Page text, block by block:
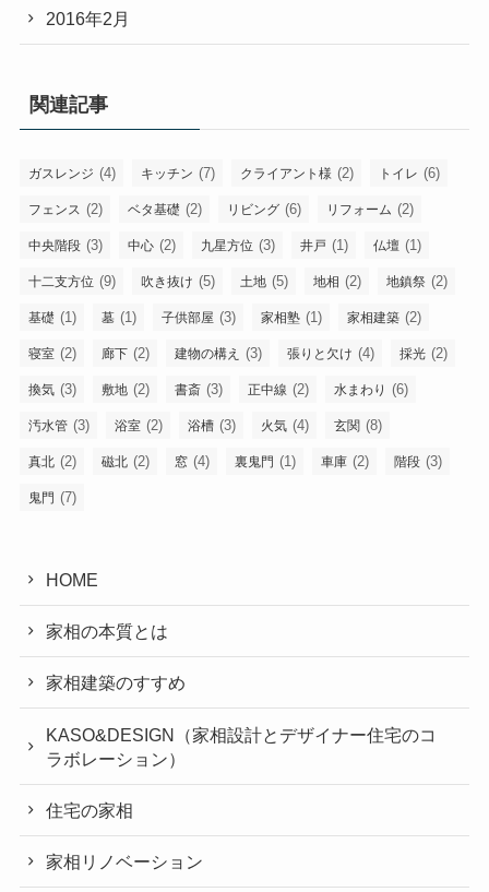
2016年2月
関連記事
ガスレンジ (4) キッチン (7) クライアント様 (2) トイレ (6)
フェンス (2) ベタ基礎 (2) リビング (6) リフォーム (2)
中央階段 (3) 中心 (2) 九星方位 (3) 井戸 (1) 仏壇 (1)
十二支方位 (9) 吹き抜け (5) 土地 (5) 地相 (2) 地鎮祭 (2)
基礎 (1) 墓 (1) 子供部屋 (3) 家相塾 (1) 家相建築 (2)
寝室 (2) 廊下 (2) 建物の構え (3) 張りと欠け (4) 採光 (2)
換気 (3) 敷地 (2) 書斎 (3) 正中線 (2) 水まわり (6)
汚水管 (3) 浴室 (2) 浴槽 (3) 火気 (4) 玄関 (8)
真北 (2) 磁北 (2) 窓 (4) 裏鬼門 (1) 車庫 (2) 階段 (3)
鬼門 (7)
HOME
家相の本質とは
家相建築のすすめ
KASO&DESIGN（家相設計とデザイナー住宅のコ
ラボレーション）
住宅の家相
家相リノベーション